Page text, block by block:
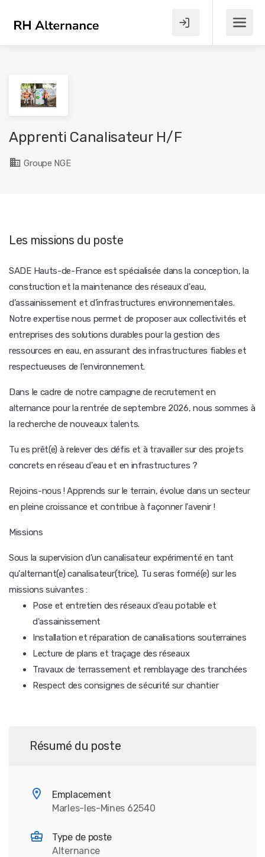
Apprenti Canalisateur H/F
Groupe NGE
Les missions du poste
SADE Hauts-de-France est spécialisée dans la conception, la
construction et la maintenance des réseaux d'eau,
d'assainissement et d'infrastructures environnementales.
Notre expertise nous permet de proposer aux collectivités et
entreprises des solutions durables pour la gestion des
ressources en eau, en assurant des infrastructures fiables et
respectueuses de l'environnement.
Dans le cadre de notre campagne de recrutement en
alternance pour la rentrée de septembre 2026, nous sommes à
la recherche de nouveaux talents.
Tu es prêt(e) à relever des défis et à travailler sur des projets
concrets en réseau d'eau et en infrastructures ?
Rejoins-nous ! Apprends sur le terrain, évolue dans un secteur
en pleine croissance et contribue à façonner l'avenir !
Missions
Sous la supervision d'un canalisateur expérimenté en tant
qu'alternant(e) canalisateur(trice), Tu seras formé(e) sur les
missions suivantes :
Pose et entretien des réseaux d'eau potable et
d'assainissement
Installation et réparation de canalisations souterraines
Lecture de plans et traçage des réseaux
Travaux de terrassement et remblayage des tranchées
Respect des consignes de sécurité sur chantier
Résumé du poste
Emplacement
Marles-les-Mines 62540
Type de poste
Alternance